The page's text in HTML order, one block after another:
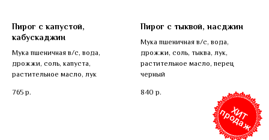
Пирог с капустой,
кабускаджин
Мука пшеничная в/с, вода,
дрожжи, соль, капуста,
растительное масло, лук
765 р.
Пирог с тыквой, насджин
Мука пшеничная в/с, вода,
дрожжи, соль, тыква, лук,
растительное масло, перец
черный
840 р.
Х
И
Т
п
р
о
д
а
ж